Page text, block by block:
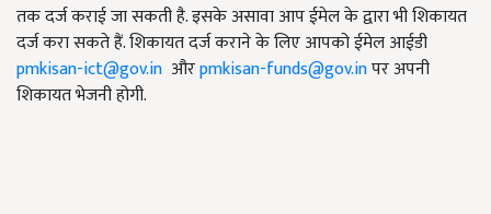
तक दर्ज कराई जा सकती है. इसके असावा आप ईमेल के द्वारा भी शिकायत
दर्ज करा सकते हैं. शिकायत दर्ज कराने के लिए आपको ईमेल आईडी
pmkisan-ict@gov.in औरpmkisan-funds@gov.inपर अपनी
शिकायत भेजनी होगी.